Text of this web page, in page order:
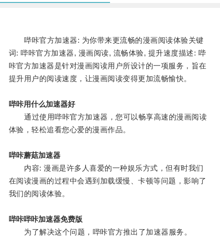
哔咔官方加速器: 为你带来更流畅的漫画阅读体验关键
词: 哔咔官方加速器, 漫画阅读, 流畅体验, 提升速度描述: 哔
咔官方加速器是针对漫画阅读用户所设计的一项服务，旨在
提升用户的阅读速度，让漫画阅读变得更加流畅愉快。
哔咔用什么加速器好
通过使用哔咔官方加速器，您可以畅享高速的漫画阅读
体验，轻松追看您心爱的漫画作品。
哔咔蘑菇加速器
内容: 漫画是许多人喜爱的一种娱乐方式，但有时我们
在阅读漫画的过程中会遇到加载缓慢、卡顿等问题，影响了
我们的阅读体验。
哔咔哔咔加速器免费版
为了解决这个问题，哔咔官方推出了加速器服务。